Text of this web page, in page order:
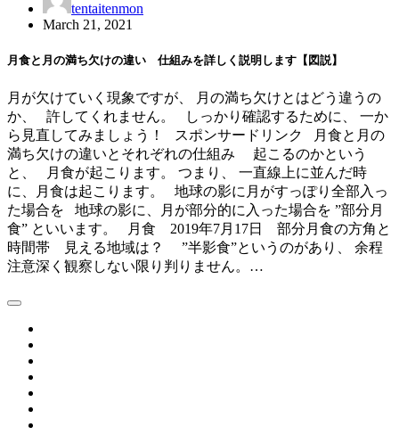
tentaitenmon
March 21, 2021
月食と月の満ち欠けの違い 仕組みを詳しく説明します【図説】
月が欠けていく現象ですが、 月の満ち欠けとはどう違うの
か、 許してくれません。 しっかり確認するために、 一か
ら見直してみましょう！ スポンサードリンク 月食と月の
満ち欠けの違いとそれぞれの仕組み 起こるのかという
と、 月食が起こります。 つまり、 一直線上に並んだ時
に、月食は起こります。 地球の影に月がすっぽり全部入っ
た場合を 地球の影に、月が部分的に入った場合を ”部分月
食” といいます。 月食 2019年7月17日 部分月食の方角と
時間帯 見える地域は？ ”半影食”というのがあり、 余程
注意深く観察しない限り判りません。…